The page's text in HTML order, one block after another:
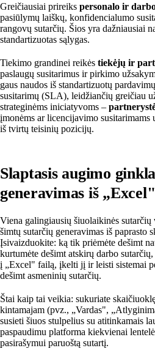
Greičiausiai prireiks personalo ir
pasiūlymų laiškų, konfidencialumo
rangovų sutarčių. Šios yra dažniausiai
standartizuotas sąlygas.
Tiekimo grandinei reikės tiekėjų ir
paslaugų susitarimus ir pirkimo
gaus naudos iš standartizuotų
susitarimų (SLA), leidžiančių greičiau
strateginėms iniciatyvoms –
įmonėms ar licencijavimo susitarimams
iš tvirtų teisinių pozicijų.
Slaptasis augimo
generavimas iš „Excel"
Viena galingiausių šiuolaikinės
šimtų sutarčių generavimas iš paprasto
Įsivaizduokite: ką tik priėmėte dešimt
kurtumėte dešimt atskirų darbo
į „Excel" failą, įkelti jį ir leisti sistemai
dešimt asmeninių sutarčių.
Štai kaip tai veikia: sukuriate
kintamajam (pvz., „Vardas",
susieti šiuos stulpelius su atitinkamais
paspaudimu platforma kiekvienai
pasirašymui paruoštą sutartį.